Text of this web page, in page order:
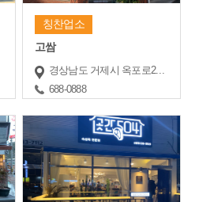
칭찬업소
고쌈
경상남도 거제시 옥포로24길 45
688-0888